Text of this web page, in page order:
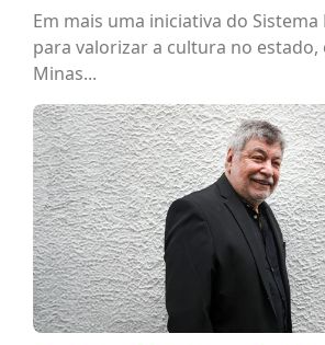
Em mais uma iniciativa do Sistema
para valorizar a cultura no estado,
Minas...